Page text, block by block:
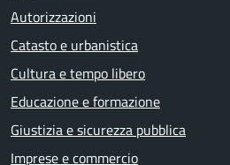
Autorizzazioni
Catasto e urbanistica
Cultura e tempo libero
Educazione e formazione
Giustizia e sicurezza pubblica
Imprese e commercio